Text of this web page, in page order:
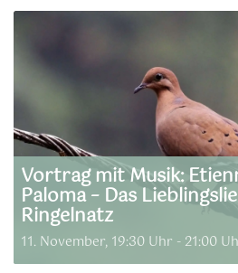
Vortrag mit Musik:
Paloma – Das
Ringelnatz
11. November, 19:30 Uhr - 21:00